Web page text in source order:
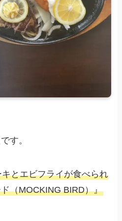
す。
とエビフライが食べられ
（MOCKING BIRD）』